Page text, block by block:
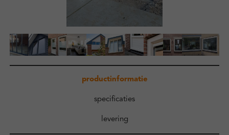
Inloggen
productinformatie
specificaties
levering